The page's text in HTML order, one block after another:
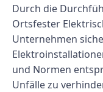
Durch die
Ortsfester
Unternehmen
und Normen
Unfälle zu